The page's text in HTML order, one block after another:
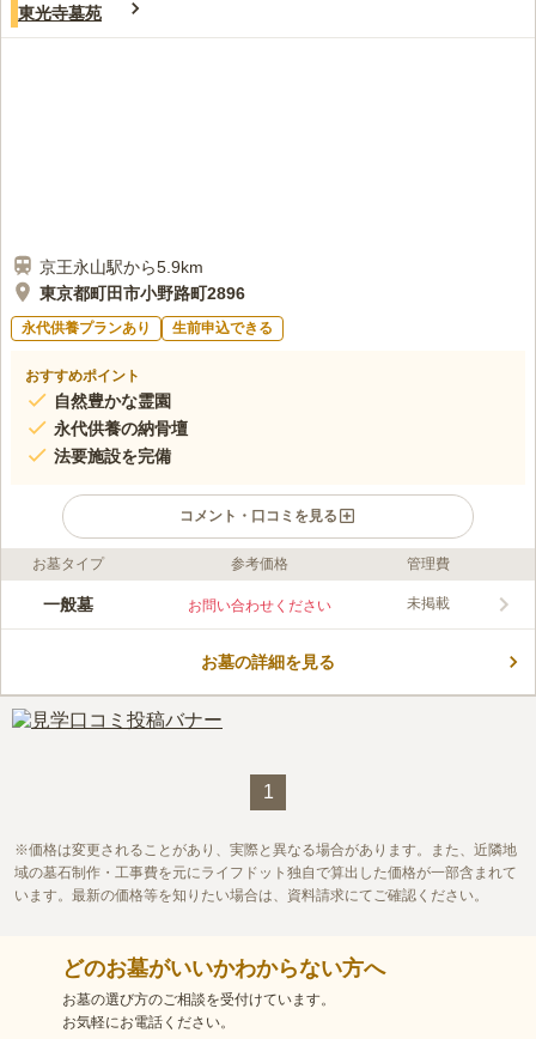
東光寺墓苑
京王永山駅から5.9km
東京都町田市小野路町2896
永代供養プランあり 生前申込できる
おすすめポイント
自然豊かな霊園
永代供養の納骨壇
法要施設を完備
コメント・口コミを見る
ライフドット編集部のコメント
歴史が残る曹洞宗の古刹・東光寺の境内墓地です。周囲に多摩丘
お堂を建立してお祀りしたことを起源とします。以来、除病延命
ら、舜雄義孝大和尚が寛永2年（1625年）長谷山東光寺を創建し
ました。
口コミ評価
お墓タイプ 参考価格 管理費
一般墓 お問い合わせください 未掲載
お墓の詳細を見る
1
価格は変更されることがあり、実際と異なる場合があります。また、近隣地
域の墓石制作・工事費を元にライフドット独自で算出した価格が一部含まれて
います。最新の価格等を知りたい場合は、資料請求にてご確認ください。
どのお墓がいいかわからない方へ
お墓の選び方のご相談を受付けています。
お気軽にお電話ください。